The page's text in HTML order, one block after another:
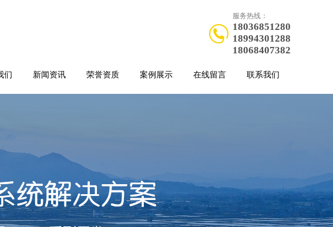
服务热线：
18036851280
18994301288
18068407382
们 新闻资讯 荣誉资质 案例展示 在线留言 联系我们